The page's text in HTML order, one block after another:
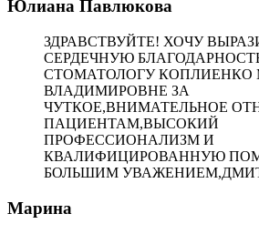
Юлиана Павлюкова
ЗДРАВСТВУЙТЕ! ХОЧУ
СЕРДЕЧНУЮ
СТОМАТОЛОГУ КОПЛИЕНКО
ВЛАДИМИРОВНЕ ЗА
ЧУТКОЕ,ВНИМАТЕЛЬНОЕ
ПАЦИЕНТАМ,ВЫСОКИЙ
ПРОФЕССИОНАЛИЗМ И
КВАЛИФИЦИРОВАННУЮ
БОЛЬШИМ
Марина